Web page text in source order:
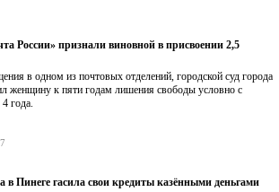
России» признали виновной в присвоении 2,5
в одном из почтовых отделений, городской суд города
женщину к пяти годам лишения свободы условно с
года.
в Пинеге гасила свои кредиты казёнными деньгами